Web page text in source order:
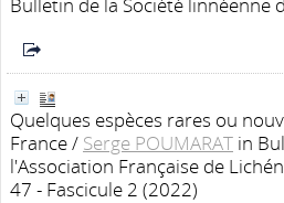
Quelques espèces rares ou
France/ Serge POUMARAT in
l'Association Française de
47 - Fascicule 2 (2022)